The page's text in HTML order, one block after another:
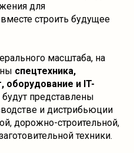
для
строить будущее
масштаба, на
спецтехника,
оборудование и IT-
представлены
и дистрибьюции
дорожно-строительной,
техники.